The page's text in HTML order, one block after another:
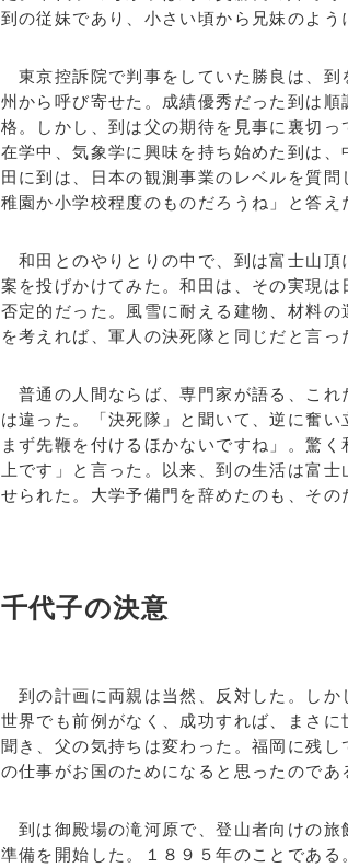
到の従妹であり、小さい頃から兄妹のよう
東京控訴院で判事をしていた勝良は、到
州から呼び寄せた。成績優秀だった到は
格。しかし、到は父の期待を見事に裏切
在学中、気象学に興味を持ち始めた到は
田に到は、日本の観測事業のレベルを質
稚園か小学校程度のものだろうね」と答え
和田とのやりとりの中で、到は富士山頂
案を投げかけてみた。和田は、その実現
否定的だった。風雪に耐える建物、材料
を考えれば、軍人の決死隊と同じだと言っ
普通の人間ならば、専門家が語る、これ
は違った。「決死隊」と聞いて、逆に奮
まず先鞭を付けるほかないですね」。驚
上です」と言った。以来、到の生活は富
せられた。大学予備門を辞めたのも、その
千代子の決意
到の計画に両親は当然、反対した。しか
世界でも前例がなく、成功すれば、まさ
聞き、父の気持ちは変わった。福岡に残
の仕事がお国のためになると思ったのであ
到は御殿場の滝河原で、登山者向けの旅
準備を開始した。１８９５年のことであ